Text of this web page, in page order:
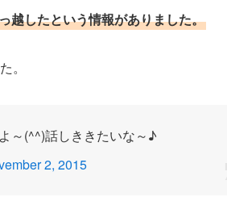
越したという情報がありました。
。
～(^^)話しききたいな～♪
2, 2015